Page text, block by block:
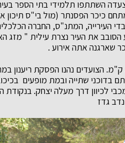
בצעדה השתתפו תלמידי בתי הספר
כיכר הפסנתר (מול בי"ס תיכון
העירייה, המתנ"ס, החברה
את העיר נצרת עילית " מזג
שארגנה אתה אירוע .
אורך מסלול הצעדה כ 3 ק"מ. הצועדים נהנו
בדוכני שתייה ובמת מופעים
לכיוון דרך מעלה יצחק.
גדז